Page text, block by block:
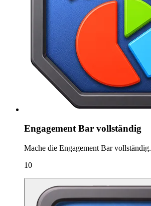
Engagement Bar vollständig
Mache die Engagement Bar vollständig.
10